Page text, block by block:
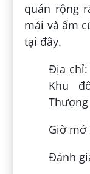
quán rộng
mái và ấm
tại đây.
Địa chỉ:
Khu
Giờ mở
Đánh